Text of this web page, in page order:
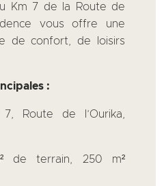
Km 7 de la Route de
vous offre une
de confort, de loisirs
:
Route de l’Ourika,
de terrain, 250 m²